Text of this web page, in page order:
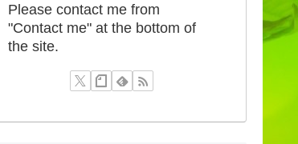
Please contact me from
"Contact me" at the bottom of
the site.